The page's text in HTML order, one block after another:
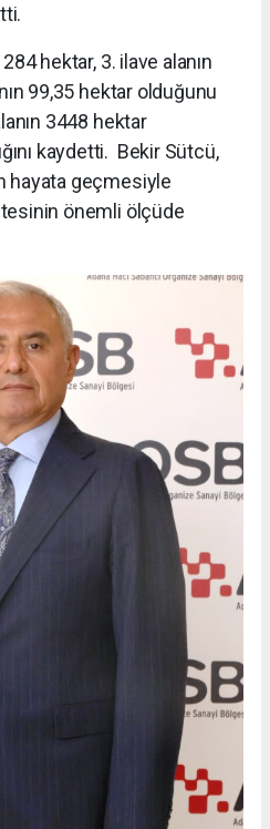
hektar, 3. ilave alanın
99,35 hektar olduğunu
3448 hektar
kaydetti. Bekir Sütcü,
hayata geçmesiyle
önemli ölçüde